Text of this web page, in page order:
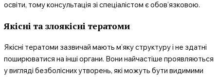
освіти, тому консультація зі спеціалістом є обов’язковою.
Якісні та злоякісні тератоми
Якісні тератоми зазвичай мають м’яку структуру і не здатні
поширюватися на інші органи. Вони найчастіше проявляються
у вигляді безболісних утворень, які можуть бути видимими